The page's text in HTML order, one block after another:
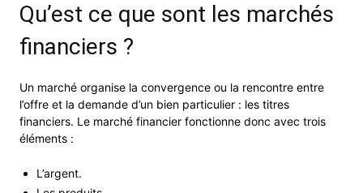
Qu’est ce que sont les marchés
financiers ?
Un marché organise la convergence ou la rencontre entre
l’offre et la demande d’un bien particulier : les titres
financiers. Le marché financier fonctionne donc avec trois
éléments :
L’argent.